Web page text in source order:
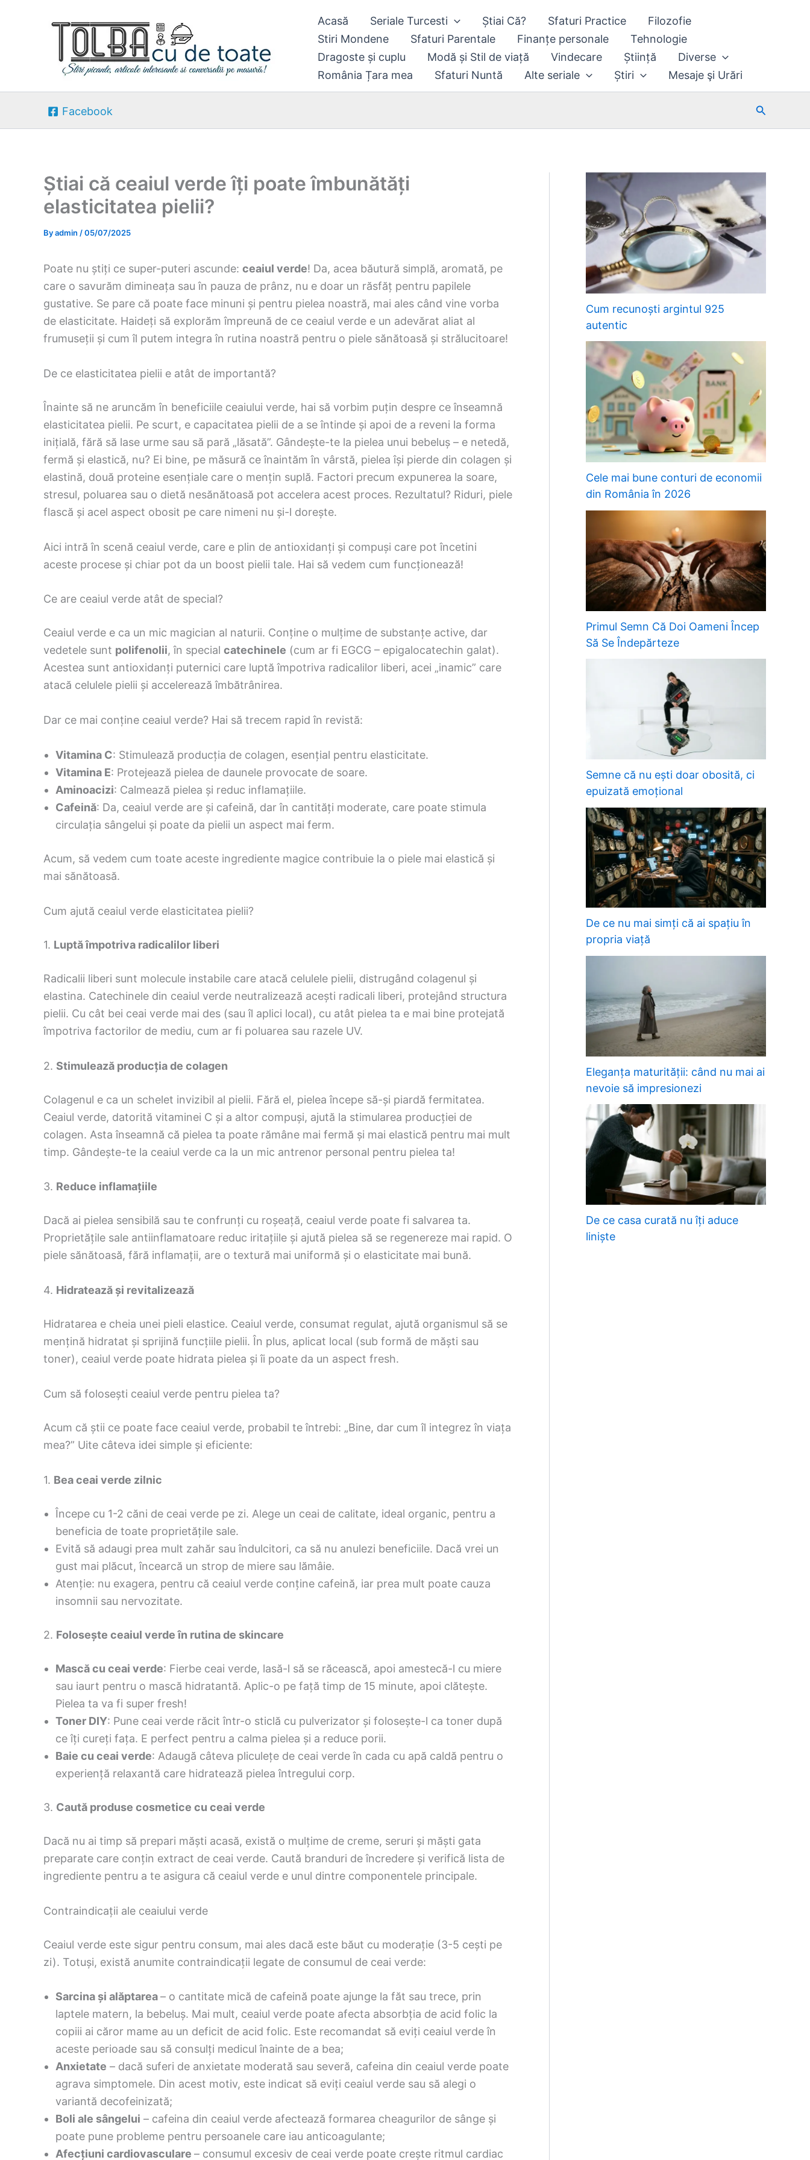
Acasă Seriale Turcesti Știai Că? Sfaturi Practice
Filozofie
Stiri Mondene
Sfaturi Parentale Finanțe personale
Tehnologie
Dragoste și cuplu
Modă și Stil de viață Vindecare Știință
Diverse
România Țara mea
Sfaturi Nuntă Alte seriale Știri Mesaje şi Urări
Facebook Search
Știai că ceaiul verde îți poate îmbunătăți
elasticitatea pielii?
Byadmin /05/07/2025
Poate nu știți ce super-puteri ascunde: ceaiul verde! Da, acea băutură simplă, aromată, pe
care o savurăm dimineața sau în pauza de prânz, nu e doar un răsfăț pentru papilele
gustative. Se pare că poate face minuni și pentru pielea noastră, mai ales când vine vorba
de elasticitate. Haideți să explorăm împreună de ce ceaiul verde e un adevărat aliat al
frumuseții și cum îl putem integra în rutina noastră pentru o piele sănătoasă și strălucitoare!
De ce elasticitatea pielii e atât de importantă?
Înainte să ne aruncăm în beneficiile ceaiului verde, hai să vorbim puțin despre ce înseamnă
elasticitatea pielii. Pe scurt, e capacitatea pielii de a se întinde și apoi de a reveni la forma
inițială, fără să lase urme sau să pară „lăsată”. Gândește-te la pielea unui bebeluș – e netedă,
fermă și elastică, nu? Ei bine, pe măsură ce înaintăm în vârstă, pielea își pierde din colagen și
elastină, două proteine esențiale care o mențin suplă. Factori precum expunerea la soare,
stresul, poluarea sau o dietă nesănătoasă pot accelera acest proces. Rezultatul? Riduri, piele
flască și acel aspect obosit pe care nimeni nu și-l dorește.
Aici intră în scenă ceaiul verde, care e plin de antioxidanți și compuși care pot încetini
aceste procese și chiar pot da un boost pielii tale. Hai să vedem cum funcționează!
Ce are ceaiul verde atât de special?
Ceaiul verde e ca un mic magician al naturii. Conține o mulțime de substanțe active, dar
vedetele sunt polifenolii, în special catechinele (cum ar fi EGCG – epigalocatechin galat).
Acestea sunt antioxidanți puternici care luptă împotriva radicalilor liberi, acei „inamic” care
atacă celulele pielii și accelerează îmbătrânirea.
Dar ce mai conține ceaiul verde? Hai să trecem rapid în revistă:
Vitamina C: Stimulează producția de colagen, esențial pentru elasticitate.
Vitamina E: Protejează pielea de daunele provocate de soare.
Aminoacizi: Calmează pielea și reduc inflamațiile.
Cafeină: Da, ceaiul verde are și cafeină, dar în cantități moderate, care poate stimula
circulația sângelui și poate da pielii un aspect mai ferm.
Acum, să vedem cum toate aceste ingrediente magice contribuie la o piele mai elastică și
mai sănătoasă.
Cum ajută ceaiul verde elasticitatea pielii?
1. Luptă împotriva radicalilor liberi
Radicalii liberi sunt molecule instabile care atacă celulele pielii, distrugând colagenul și
elastina. Catechinele din ceaiul verde neutralizează acești radicali liberi, protejând structura
pielii. Cu cât bei ceai verde mai des (sau îl aplici local), cu atât pielea ta e mai bine protejată
împotriva factorilor de mediu, cum ar fi poluarea sau razele UV.
2. Stimulează producția de colagen
Colagenul e ca un schelet invizibil al pielii. Fără el, pielea începe să-și piardă fermitatea.
Ceaiul verde, datorită vitaminei C și a altor compuși, ajută la stimularea producției de
colagen. Asta înseamnă că pielea ta poate rămâne mai fermă și mai elastică pentru mai mult
timp. Gândește-te la ceaiul verde ca la un mic antrenor personal pentru pielea ta!
3. Reduce inflamațiile
Dacă ai pielea sensibilă sau te confrunți cu roșeață, ceaiul verde poate fi salvarea ta.
Proprietățile sale antiinflamatoare reduc iritațiile și ajută pielea să se regenereze mai rapid. O
piele sănătoasă, fără inflamații, are o textură mai uniformă și o elasticitate mai bună.
4. Hidratează și revitalizează
Hidratarea e cheia unei pieli elastice. Ceaiul verde, consumat regulat, ajută organismul să se
mențină hidratat și sprijină funcțiile pielii. În plus, aplicat local (sub formă de măști sau
toner), ceaiul verde poate hidrata pielea și îi poate da un aspect fresh.
Cum să folosești ceaiul verde pentru pielea ta?
Acum că știi ce poate face ceaiul verde, probabil te întrebi: „Bine, dar cum îl integrez în viața
mea?” Uite câteva idei simple și eficiente:
1. Bea ceai verde zilnic
Începe cu 1-2 căni de ceai verde pe zi. Alege un ceai de calitate, ideal organic, pentru a
beneficia de toate proprietățile sale.
Evită să adaugi prea mult zahăr sau îndulcitori, ca să nu anulezi beneficiile. Dacă vrei un
gust mai plăcut, încearcă un strop de miere sau lămâie.
Atenție: nu exagera, pentru că ceaiul verde conține cafeină, iar prea mult poate cauza
insomnii sau nervozitate.
2. Folosește ceaiul verde în rutina de skincare
Mască cu ceai verde: Fierbe ceai verde, lasă-l să se răcească, apoi amestecă-l cu miere
sau iaurt pentru o mască hidratantă. Aplic-o pe față timp de 15 minute, apoi clătește.
Pielea ta va fi super fresh!
Toner DIY: Pune ceai verde răcit într-o sticlă cu pulverizator și folosește-l ca toner după
ce îți cureți fața. E perfect pentru a calma pielea și a reduce porii.
Baie cu ceai verde: Adaugă câteva pliculețe de ceai verde în cada cu apă caldă pentru o
experiență relaxantă care hidratează pielea întregului corp.
3. Caută produse cosmetice cu ceai verde
Dacă nu ai timp să prepari măști acasă, există o mulțime de creme, seruri și măști gata
preparate care conțin extract de ceai verde. Caută branduri de încredere și verifică lista de
ingrediente pentru a te asigura că ceaiul verde e unul dintre componentele principale.
Contraindicații ale ceaiului verde
Ceaiul verde este sigur pentru consum, mai ales dacă este băut cu moderație (3-5 cești pe
zi). Totuși, există anumite contraindicații legate de consumul de ceai verde:
Sarcina și alăptarea– o cantitate mică de cafeină poate ajunge la făt sau trece, prin
laptele matern, la bebeluș. Mai mult, ceaiul verde poate afecta absorbția de acid folic la
copiii ai căror mame au un deficit de acid folic. Este recomandat să eviți ceaiul verde în
aceste perioade sau să consulți medicul înainte de a bea;
Anxietate – dacă suferi de anxietate moderată sau severă, cafeina din ceaiul verde poate
agrava simptomele. Din acest motiv, este indicat să eviți ceaiul verde sau să alegi o
variantă decofeinizată;
Boli ale sângelui – cafeina din ceaiul verde afectează formarea cheagurilor de sânge și
poate pune probleme pentru persoanele care iau anticoagulante;
Afecțiuni cardiovasculare – consumul excesiv de ceai verde poate crește ritmul cardiac
Cum recunoști argintul 925
autentic
Cele mai bune conturi de economii
din România în 2026
Primul Semn Că Doi Oameni Încep
Să Se Îndepărteze
Semne că nu ești doar obosită, ci
epuizată emoțional
De ce nu mai simți că ai spațiu în
propria viață
Eleganța maturității: când nu mai ai
nevoie să impresionezi
De ce casa curată nu îți aduce
liniște